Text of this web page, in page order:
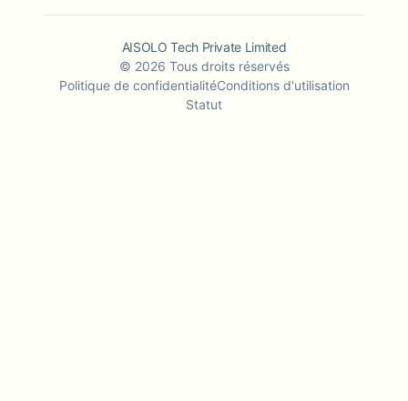
AISOLO Tech Private Limited
© 2026 Tous droits réservés
Politique de confidentialitéConditions d'utilisation
Statut